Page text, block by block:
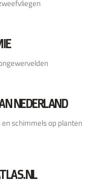
NEDERLAND
schimmels op planten